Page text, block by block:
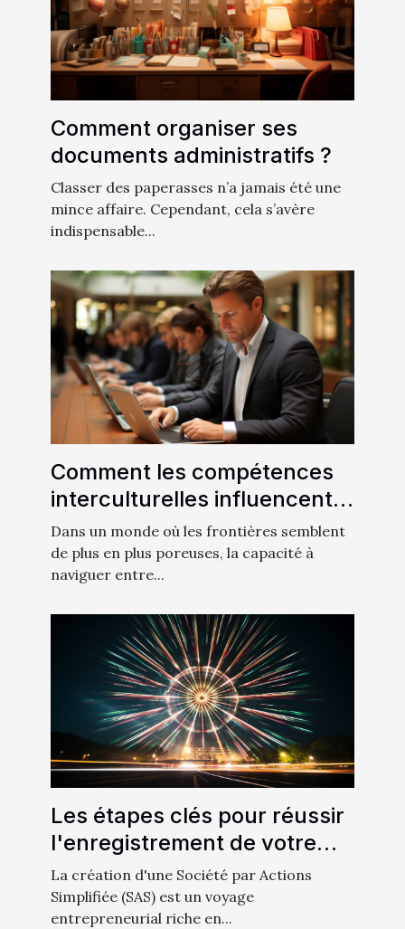
Comment organiser ses
documents administratifs ?
Classer des paperasses n’a jamais été une
mince affaire. Cependant, cela s’avère
indispensable...
Comment les compétences
interculturelles influencent-
elles le succès dans les
métiers itinérants ?
Dans un monde où les frontières semblent
de plus en plus poreuses, la capacité à
naviguer entre...
Les étapes clés pour réussir
l'enregistrement de votre
SAS auprès des organismes
compétents
La création d'une Société par Actions
Simplifiée (SAS) est un voyage
entrepreneurial riche en...